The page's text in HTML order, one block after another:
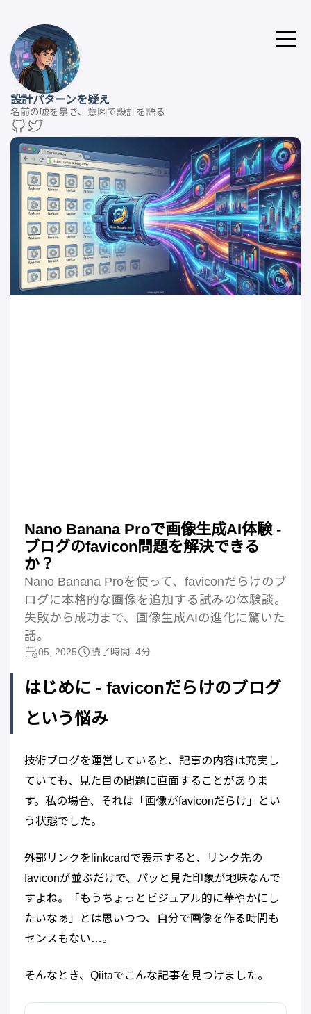
設計パターンを疑え
名前の嘘を暴き、意図で設計を語る
Nano Banana Proで画像生成AI体験 -
ブログのfavicon問題を解決できる
か？
Nano Banana Proを使って、faviconだらけのブ
ログに本格的な画像を追加する試みの体験談。
失敗から成功まで、画像生成AIの進化に驚いた
話。
05, 2025 読了時間: 4分
はじめに - faviconだらけのブログ
という悩み
技術ブログを運営していると、記事の内容は充実し
ていても、見た目の問題に直面することがありま
す。私の場合、それは「画像がfaviconだらけ」とい
う状態でした。
外部リンクをlinkcardで表示すると、リンク先の
faviconが並ぶだけで、パッと見た印象が地味なんで
すよね。「もうちょっとビジュアル的に華やかにし
たいなぁ」とは思いつつ、自分で画像を作る時間も
センスもない…。
そんなとき、Qiitaでこんな記事を見つけました。